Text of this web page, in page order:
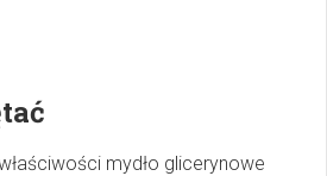
mydło glicerynowe